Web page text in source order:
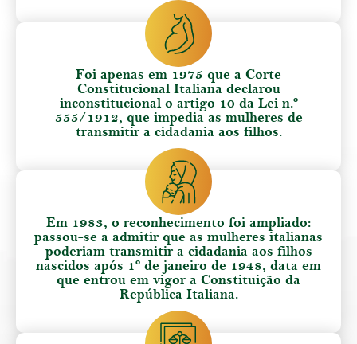
Foi apenas em 1975 que a Corte
Constitucional Italiana declarou
inconstitucional o artigo 10 da Lei n.º
555/1912, que impedia as mulheres de
transmitir a cidadania aos filhos.
Em 1983, o reconhecimento foi ampliado:
passou-se a admitir que as mulheres italianas
poderiam transmitir a cidadania aos filhos
nascidos após 1º de janeiro de 1948, data em
que entrou em vigor a Constituição da
República Italiana.